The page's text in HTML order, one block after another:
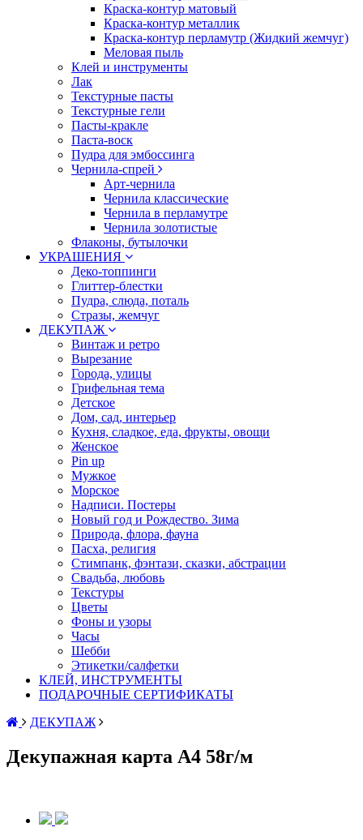
Краска-контур матовый
Краска-контур металлик
Краска-контур перламутр (Жидкий жемчуг)
Меловая пыль
Клей и инструменты
Лак
Текстурные пасты
Текстурные гели
Пасты-кракле
Паста-воск
Пудра для эмбоссинга
Чернила-спрей
Арт-чернила
Чернила классические
Чернила в перламутре
Чернила золотистые
Флаконы, бутылочки
УКРАШЕНИЯ
Деко-топпинги
Глиттер-блестки
Пудра, слюда, поталь
Стразы, жемчуг
ДЕКУПАЖ
Винтаж и ретро
Вырезание
Города, улицы
Грифельная тема
Детское
Дом, сад, интерьер
Кухня, сладкое, еда, фрукты, овощи
Женское
Pin up
Мужкое
Морское
Надписи. Постеры
Новый год и Рождество. Зима
Природа, флора, фауна
Пасха, религия
Стимпанк, фэнтази, сказки, абстрации
Свадьба, любовь
Текстуры
Цветы
Фоны и узоры
Часы
Шебби
Этикетки/салфетки
КЛЕЙ, ИНСТРУМЕНТЫ
ПОДАРОЧНЫЕ СЕРТИФИКАТЫ
ДЕКУПАЖ
Декупажная карта А4 58г/м